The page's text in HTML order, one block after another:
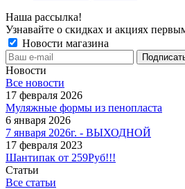
Наша рассылка!
Узнавайте о скидках и акциях
Новости магазина
Новости
Все новости
17 февраля 2026
Муляжные формы из пенопласта
6 января 2026
7 января 2026г. - ВЫХОДНОЙ
17 февраля 2023
Шантипак от 259Руб!!!
Статьи
Все статьи